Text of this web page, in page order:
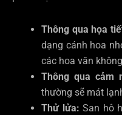
Thông qua họa
dạng cánh hoa
các hoa văn
Thông qua cảm
thường sẽ mát
Thử lửa: San hô